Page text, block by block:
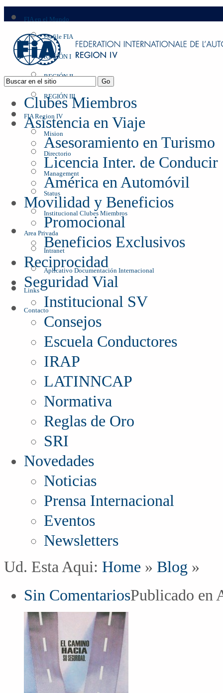
FIA en el Mundo
Profile FIA
REGIÓN I
REGIÓN II
REGIÓN III
FIA Region IV
Mision
Directorio
Management
Status
Institucional Clubes Miembros
Area Privada
Intranet
Aplicativo Documentación Internacional
Links
Contacto
Clubes Miembros
Asistencia en Viaje
Asesoramiento en Turismo
Licencia Inter. de Conducir
América en Automóvil
Movilidad y Beneficios
Promocional
Beneficios Exclusivos
Reciprocidad
Seguridad Vial
Institucional SV
Consejos
Escuela Conductores
IRAP
LATINNCAP
Normativa
Reglas de Oro
SRI
Novedades
Noticias
Prensa Internacional
Eventos
Newsletters
Ud. Esta Aqui: Home » Blog »
Sin ComentariosPublicado en